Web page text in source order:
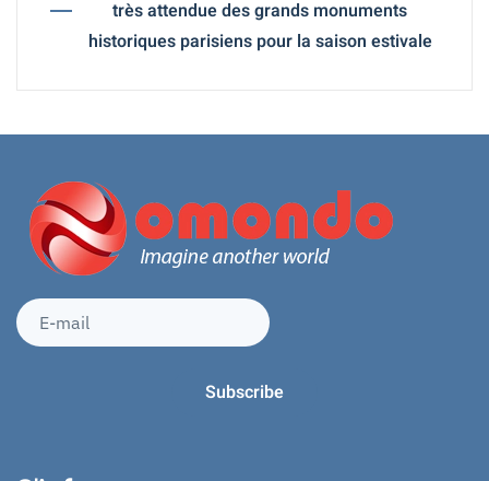
très attendue des grands monuments
historiques parisiens pour la saison estivale